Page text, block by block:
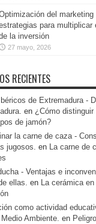
del marketing
para multiplicar
la inversión
27 mayo, 2026
RECIENTES
de Extremadura -
en ¿Cómo distinguir
de jamón?
la carne de caza -
jugosos. en La carne de
- Ventajas e
ellas. en La cerámica en
como actividad
Ambiente. en